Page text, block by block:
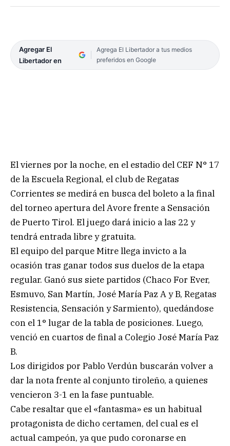
Agregar El
Libertador en
Agrega El Libertador a tus medios
preferidos en Google
El viernes por la noche, en el estadio del CEF N° 17
de la Escuela Regional, el club de Regatas
Corrientes se medirá en busca del boleto a la final
del torneo apertura del Avore frente a Sensación
de Puerto Tirol. El juego dará inicio a las 22 y
tendrá entrada libre y gratuita.
El equipo del parque Mitre llega invicto a la
ocasión tras ganar todos sus duelos de la etapa
regular. Ganó sus siete partidos (Chaco For Ever,
Esmuvo, San Martín, José María Paz A y B, Regatas
Resistencia, Sensación y Sarmiento), quedándose
con el 1° lugar de la tabla de posiciones. Luego,
venció en cuartos de final a Colegio José María Paz
B.
Los dirigidos por Pablo Verdún buscarán volver a
dar la nota frente al conjunto tiroleño, a quienes
vencieron 3-1 en la fase puntuable.
Cabe resaltar que el «fantasma» es un habitual
protagonista de dicho certamen, del cual es el
actual campeón, ya que pudo coronarse en